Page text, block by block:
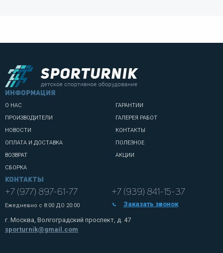
информация
О НАС
ПРОИЗВОДИТЕЛИ
НОВОСТИ
ОПЛАТА И ДОСТАВКА
ВОЗВРАТ
СБОРКА
ГАРАНТИИ
ГАЛЕРЕЯ РАБОТ
КОНТАКТЫ
ПОЛЕЗНОЕ
АКЦИИ
Контакты
+7 (977) 897-61-77
Ежедневно с 8:00 ДО 20:00
+7 (939) 841-15-37
Заказать звонок
г. Москва, Волгоградский проспект, д. 47
sporturnik@gmail.com